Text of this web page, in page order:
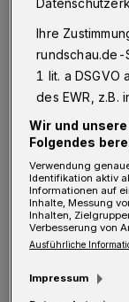
Scherff teil.
Die
stellen die
Verfügung
Laufzeit
Zeitraum
von gut 3,4
den
kommen
Ihre
rundschau.de-
1 lit. a DSGVO
des EWR, z.B.
Wir und
Folgendes
Verwendung
Identifikation aktiv
Informationen auf
Inhalte, Messung
Inhalten,
Verbesserung von
Ausführliche
Impressum